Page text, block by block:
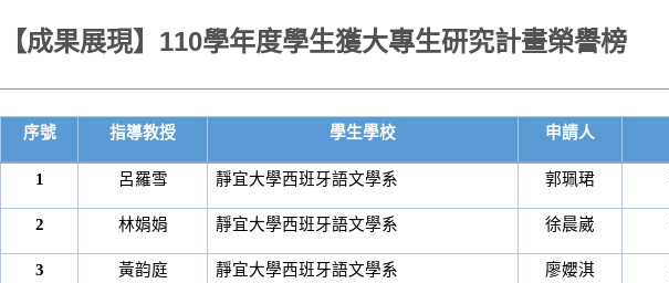
【成果展現】110學年度學生獲大專生研究計畫榮譽榜
序號 指導教授 學生學校 申請人
1 呂羅雪 靜宜大學西班牙語文學系 郭珮珺
2 林娟娟 靜宜大學西班牙語文學系 徐晨崴
3 黃韵庭 靜宜大學西班牙語文學系 廖孆淇